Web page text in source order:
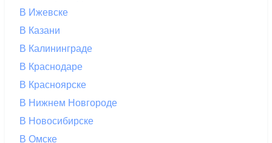
В Ижевске
В Казани
В Калининграде
В Краснодаре
В Красноярске
В Нижнем Новгороде
В Новосибирске
В Омске